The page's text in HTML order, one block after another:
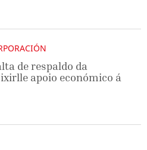
de respaldo da
apoio económico á